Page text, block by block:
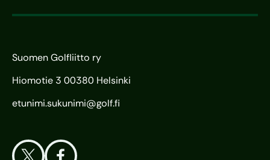
Suomen Golfliitto ry
Hiomotie 3 00380 Helsinki
etunimi.sukunimi@golf.fi